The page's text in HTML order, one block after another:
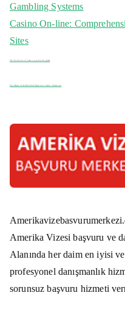
Gambling Systems
Casino On-line:
Sites
The Evolution of Casino Loyalty Programs
The Impact of Artificial Intelligence on Casino Operations
Amerika Vizesi başvuru ve
Alanında her daim en iyisi
profesyonel danışmanlık
sorunsuz başvuru hizmeti